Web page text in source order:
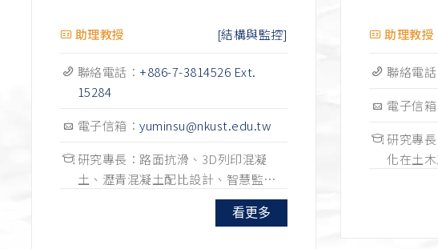
助理教授 [結構與監控]
聯絡電話： +886-7-3814526 Ext.
15284
電子信箱：yuminsu@nkust.edu.tw
研究專長：路面抗滑、3D列印混凝
土、瀝青混凝土配比設計、智慧監
看更多
助理教授
聯絡電話
電子信箱
研究專
化在土